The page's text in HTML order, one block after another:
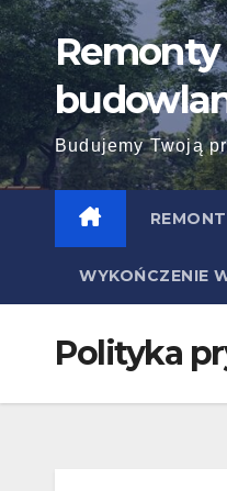
Skip
to
content
Remonty
Budujemy Twoją
WYKOŃCZENIE
Polityka